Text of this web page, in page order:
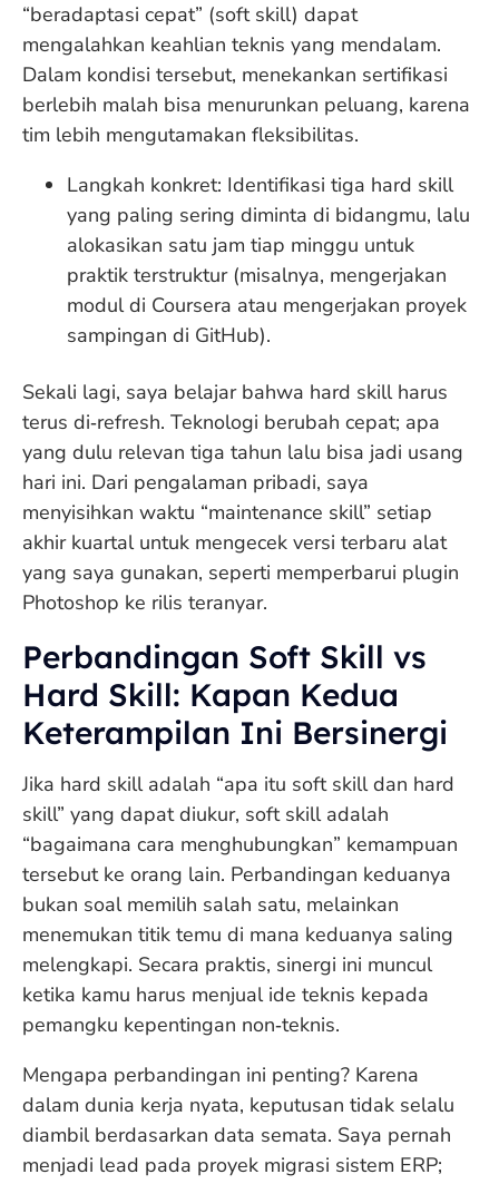
“beradaptasi cepat” (soft skill) dapat
mengalahkan keahlian teknis yang mendalam.
Dalam kondisi tersebut, menekankan sertifikasi
berlebih malah bisa menurunkan peluang, karena
tim lebih mengutamakan fleksibilitas.
Langkah konkret: Identifikasi tiga hard skill
yang paling sering diminta di bidangmu, lalu
alokasikan satu jam tiap minggu untuk
praktik terstruktur (misalnya, mengerjakan
modul di Coursera atau mengerjakan proyek
sampingan di GitHub).
Sekali lagi, saya belajar bahwa hard skill harus
terus di‑refresh. Teknologi berubah cepat; apa
yang dulu relevan tiga tahun lalu bisa jadi usang
hari ini. Dari pengalaman pribadi, saya
menyisihkan waktu “maintenance skill” setiap
akhir kuartal untuk mengecek versi terbaru alat
yang saya gunakan, seperti memperbarui plugin
Photoshop ke rilis teranyar.
Perbandingan Soft Skill vs
Hard Skill: Kapan Kedua
Keterampilan Ini Bersinergi
Jika hard skill adalah “apa itu soft skill dan hard
skill” yang dapat diukur, soft skill adalah
“bagaimana cara menghubungkan” kemampuan
tersebut ke orang lain. Perbandingan keduanya
bukan soal memilih salah satu, melainkan
menemukan titik temu di mana keduanya saling
melengkapi. Secara praktis, sinergi ini muncul
ketika kamu harus menjual ide teknis kepada
pemangku kepentingan non‑teknis.
Mengapa perbandingan ini penting? Karena
dalam dunia kerja nyata, keputusan tidak selalu
diambil berdasarkan data semata. Saya pernah
menjadi lead pada proyek migrasi sistem ERP;